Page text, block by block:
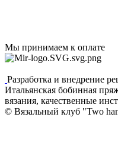
Мы принимаем к оплате
Разработка и внедрение
Итальянская бобинная
вязания, качественные
© Вязальный клуб "Two